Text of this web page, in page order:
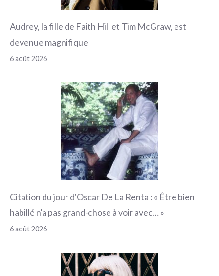
Audrey, la fille de Faith Hill et Tim McGraw, est
devenue magnifique
6 août 2026
Citation du jour d'Oscar De La Renta : « Être bien
habillé n'a pas grand-chose à voir avec… »
6 août 2026